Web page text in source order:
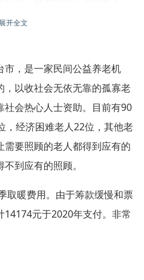
住进老人院非常接受不了，
劝说，他慢慢地懂得了感恩
的人微笑和幸福。
开全文
，是一家民间公益养老机
以收社会无依无靠的孤寡老
社会热心人士资助。目前有90
，经济困难老人22位，其他老
要照顾的老人都得到应有的
到应有的照顾。
取暖费用。由于筹款缓慢和票
14174元于2020年支付。非常